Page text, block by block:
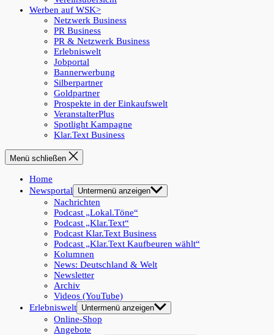
Werben auf WSK
Netzwerk Business
PR Business
PR & Netzwerk Business
Erlebniswelt
Jobportal
Bannerwerbung
Silberpartner
Goldpartner
Prospekte in der Einkaufswelt
VeranstalterPlus
Spotlight Kampagne
Klar.Text Business
Menü schließen
Home
Newsportal
Untermenü anzeigen
Nachrichten
Podcast „Lokal.Töne“
Podcast „Klar.Text“
Podcast Klar.Text Business
Podcast „Klar.Text Kaufbeuren wählt“
Kolumnen
News: Deutschland & Welt
Newsletter
Archiv
Videos (YouTube)
Erlebniswelt Untermenü anzeigen
Online-Shop
Angebote